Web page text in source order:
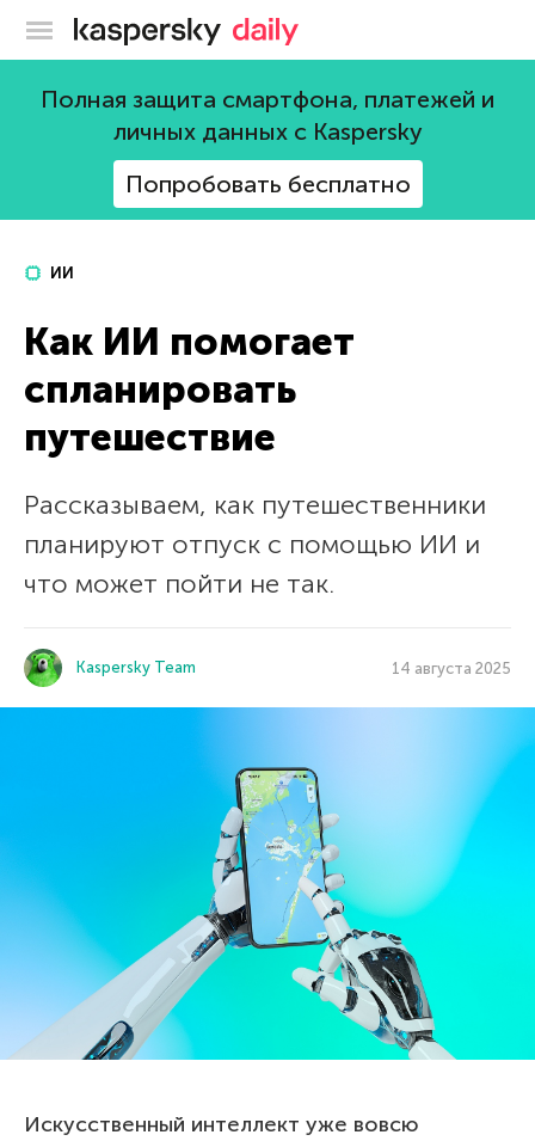
Блог Касперского
Полная защита смартфона, платежей и
личных данных с Kaspersky
Попробовать бесплатно
ИИ
Как ИИ помогает
спланировать
путешествие
Рассказываем, как путешественники
планируют отпуск с помощью ИИ и
что может пойти не так.
Kaspersky Team 14 августа 2025
Искусственный интеллект уже вовсю